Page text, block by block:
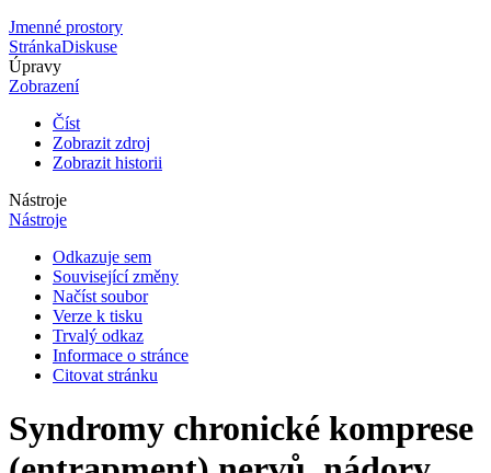
Jmenné prostory
StránkaDiskuse
Úpravy
Zobrazení
Číst
Zobrazit zdroj
Zobrazit historii
Nástroje
Nástroje
Odkazuje sem
Související změny
Načíst soubor
Verze k tisku
Trvalý odkaz
Informace o stránce
Citovat stránku
Syndromy chronické komprese